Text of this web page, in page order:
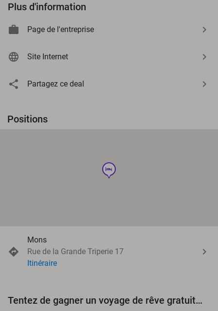
Plus d'information
Page de l'entreprise
Site Internet
Partagez ce deal
Positions
hotel
Mons
Rue de la Grande Triperie 17
Itinéraire
Tentez de gagner un voyage de rêve gratuit d'une valeur de 3.000 € !